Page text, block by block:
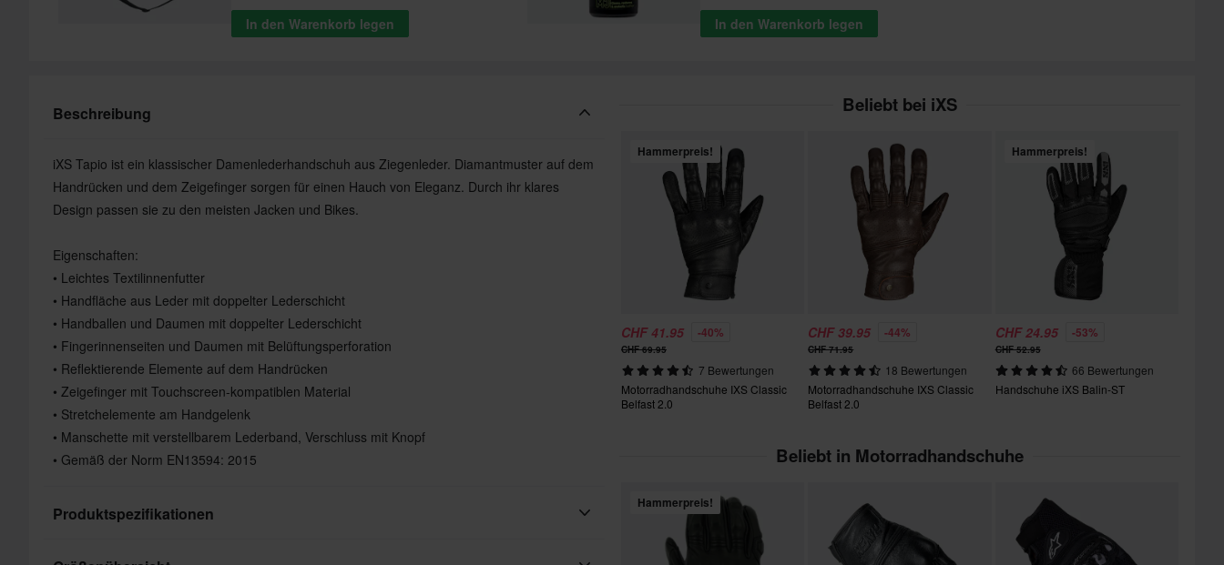
In den Warenkorb legen In den Warenkorb legen
Beschreibung
iXS Tapio ist ein klassischer Damenlederhandschuh aus Ziegenleder. Diamantmuster auf dem
Handrücken und dem Zeigefinger sorgen für einen Hauch von Eleganz. Durch ihr klares
Design passen sie zu den meisten Jacken und Bikes.
Eigenschaften:
• Leichtes Textilinnenfutter
• Handfläche aus Leder mit doppelter Lederschicht
• Handballen und Daumen mit doppelter Lederschicht
• Fingerinnenseiten und Daumen mit Belüftungsperforation
• Reflektierende Elemente auf dem Handrücken
• Zeigefinger mit Touchscreen-kompatiblen Material
• Stretchelemente am Handgelenk
• Manschette mit verstellbarem Lederband, Verschluss mit Knopf
• Gemäß der Norm EN13594: 2015
Produktspezifikationen
Beliebt bei iXS
Hammerpreis!
CHF 41.95 -40%
CHF 69.95
7 Bewertungen
Motorradhandschuhe IXS Classic
Belfast 2.0
CHF 39.95 -44%
CHF 71.95
18 Bewertungen
Motorradhandschuhe IXS Classic
Belfast 2.0
Hammerpreis!
CHF 24.95 -53%
CHF 52.95
66 Bewertungen
Handschuhe iXS Balin-ST
Beliebt in Motorradhandschuhe
Hammerpreis!